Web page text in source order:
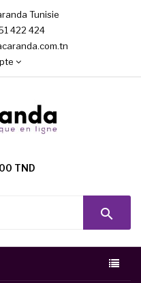
Tunisie
422 424
TND
search